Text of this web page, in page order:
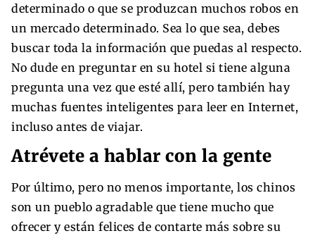
determinado o que se produzcan muchos robos en
un mercado determinado. Sea lo que sea, debes
buscar toda la información que puedas al respecto.
No dude en preguntar en su hotel si tiene alguna
pregunta una vez que esté allí, pero también hay
muchas fuentes inteligentes para leer en Internet,
incluso antes de viajar.
Atrévete a hablar con la gente
Por último, pero no menos importante, los chinos
son un pueblo agradable que tiene mucho que
ofrecer y están felices de contarte más sobre su